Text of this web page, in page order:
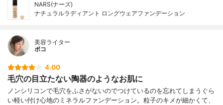
NARS(ナーズ)
ナチュラルラディアント ロングウェアファンデーション
美容ライター
ポコ
4.00
毛穴の目立たない陶器のようなお肌に
ノンシリコンで毛穴をふさがないのでつけているのを忘れてしまうぐら
い軽い付け心地のミネラルファンデーション。粒子のキメが細かくて、